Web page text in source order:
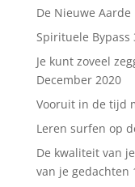
De Nieuwe
Spirituele Bypass
Je kunt zoveel
December 2020
Vooruit in de tijd
Leren surfen op
De kwaliteit van
van je gedachten